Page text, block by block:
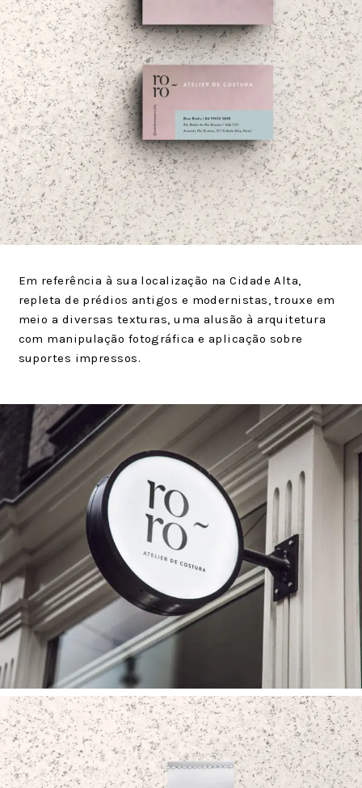
Em referência à sua localização na Cidade Alta,
repleta de prédios antigos e modernistas, trouxe em
meio a diversas texturas, uma alusão à arquitetura
com manipulação fotográfica e aplicação sobre
suportes impressos.